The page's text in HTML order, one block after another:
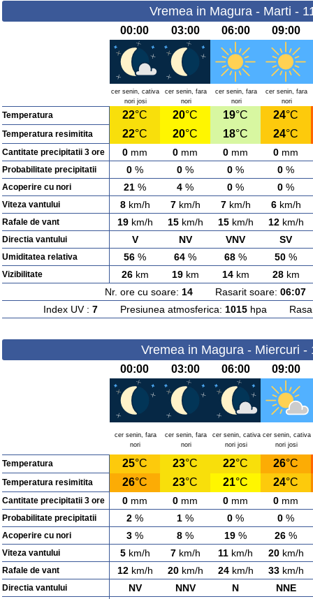
Vremea in Magura - Marti -
00:00 03:00 06:00 09:00
cer senin, cativa
nori josi
cer senin, fara
nori
cer senin, fara
nori
cer senin, fara
nori
Temperatura 22°C 20°C 19°C 24°C
Temperatura resimitita 22°C 20°C 18°C 24°C
Cantitate precipitatii 3 ore 0 mm 0 mm 0 mm 0 mm
Probabilitate precipitatii 0 % 0 % 0 % 0 %
Acoperire cu nori 21 % 4 % 0 % 0 %
Viteza vantului 8km/h 7km/h 7km/h 6km/h
Rafale de vant 19km/h 15km/h 15km/h 12km/h
Directia vantului V NV VNV SV
Umiditatea relativa 56 % 64 % 68 % 50 %
Vizibilitate 26km 19km 14km 28km
Nr. ore cu soare: 14Rasarit soare: 06:07
Index UV : 7Presiunea atmosferica: 1015hpa
Vremea in Magura - Miercuri -
00:00 03:00 06:00 09:00
cer senin, fara
nori
cer senin, fara
nori
cer senin, cativa
nori josi
cer senin, cativa
nori josi
Temperatura 25°C 23°C 22°C 26°C
Temperatura resimitita 26°C 23°C 21°C 24°C
Cantitate precipitatii 3 ore 0 mm 0 mm 0 mm 0 mm
Probabilitate precipitatii 2 % 1 % 0 % 0 %
Acoperire cu nori 3 % 8 % 19 % 26 %
Viteza vantului 5km/h 7km/h 11 km/h 20km/h
Rafale de vant 12km/h 20km/h 24km/h 33km/h
Directia vantului NV NNV N NNE